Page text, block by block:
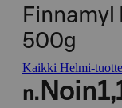
Finnamyl
500g
Kaikki Helmi-
n. Noin